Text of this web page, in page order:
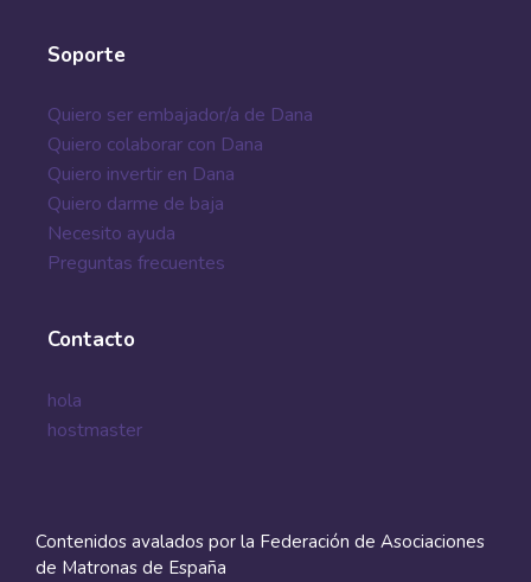
Soporte
Quiero ser embajador/a de Dana
Quiero colaborar con Dana
Quiero invertir en Dana
Quiero darme de baja
Necesito ayuda
Preguntas frecuentes
Contacto
hola
hostmaster
Contenidos avalados por la Federación de Asociaciones
de Matronas de España